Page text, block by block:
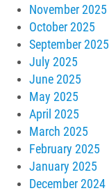
November 2025
October 2025
September 2025
July 2025
June 2025
May 2025
April 2025
March 2025
February 2025
January 2025
December 2024